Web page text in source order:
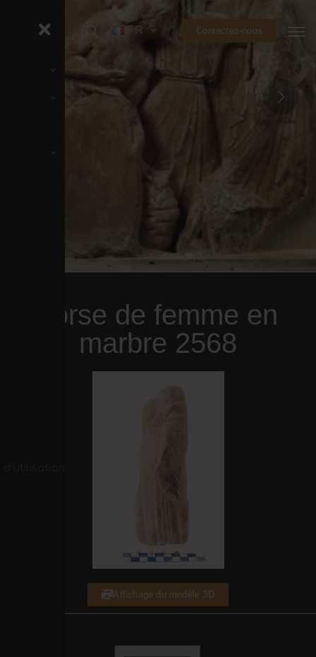
FR Contactez-nous
Torse de femme en
marbre 2568
Affichage du modèle 3D